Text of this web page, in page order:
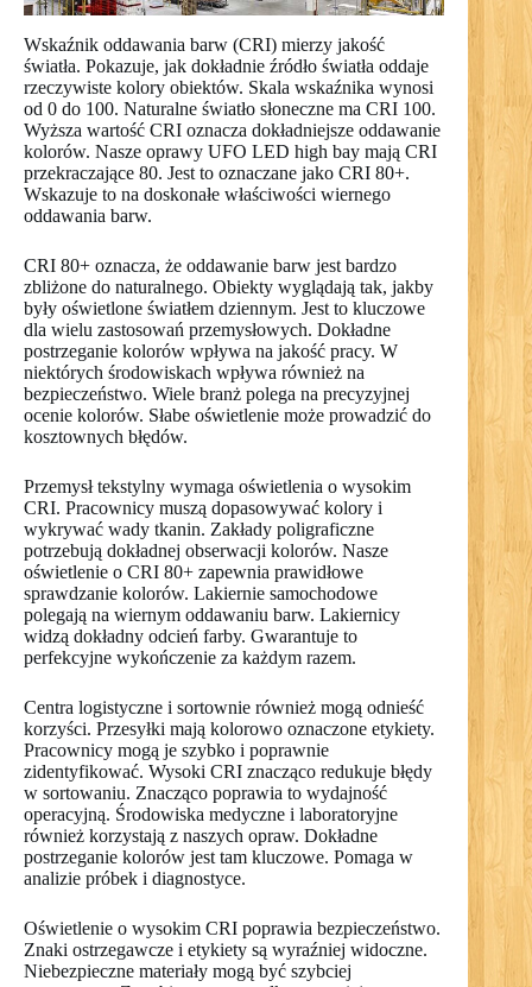
Wskaźnik oddawania barw (CRI) mierzy jakość
światła. Pokazuje, jak dokładnie źródło światła oddaje
rzeczywiste kolory obiektów. Skala wskaźnika wynosi
od 0 do 100. Naturalne światło słoneczne ma CRI 100.
Wyższa wartość CRI oznacza dokładniejsze oddawanie
kolorów. Nasze oprawy UFO LED high bay mają CRI
przekraczające 80. Jest to oznaczane jako CRI 80+.
Wskazuje to na doskonałe właściwości wiernego
oddawania barw.
CRI 80+ oznacza, że oddawanie barw jest bardzo
zbliżone do naturalnego. Obiekty wyglądają tak, jakby
były oświetlone światłem dziennym. Jest to kluczowe
dla wielu zastosowań przemysłowych. Dokładne
postrzeganie kolorów wpływa na jakość pracy. W
niektórych środowiskach wpływa również na
bezpieczeństwo. Wiele branż polega na precyzyjnej
ocenie kolorów. Słabe oświetlenie może prowadzić do
kosztownych błędów.
Przemysł tekstylny wymaga oświetlenia o wysokim
CRI. Pracownicy muszą dopasowywać kolory i
wykrywać wady tkanin. Zakłady poligraficzne
potrzebują dokładnej obserwacji kolorów. Nasze
oświetlenie o CRI 80+ zapewnia prawidłowe
sprawdzanie kolorów. Lakiernie samochodowe
polegają na wiernym oddawaniu barw. Lakiernicy
widzą dokładny odcień farby. Gwarantuje to
perfekcyjne wykończenie za każdym razem.
Centra logistyczne i sortownie również mogą odnieść
korzyści. Przesyłki mają kolorowo oznaczone etykiety.
Pracownicy mogą je szybko i poprawnie
zidentyfikować. Wysoki CRI znacząco redukuje błędy
w sortowaniu. Znacząco poprawia to wydajność
operacyjną. Środowiska medyczne i laboratoryjne
również korzystają z naszych opraw. Dokładne
postrzeganie kolorów jest tam kluczowe. Pomaga w
analizie próbek i diagnostyce.
Oświetlenie o wysokim CRI poprawia bezpieczeństwo.
Znaki ostrzegawcze i etykiety są wyraźniej widoczne.
Niebezpieczne materiały mogą być szybciej